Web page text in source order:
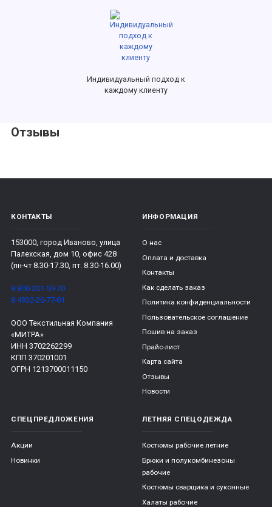
Индивидуальный подход к
каждому клиенту
Отзывы
КОНТАКТЫ
153000, город Иваново, улица
Палехская, дом 10, офис 428
(пн-чт 8.30-17.30, пт. 8.30-16.00)
8 800-201-59-70
8 4932-26-77-81
ООО Текстильная Компания
«МИТРА»
ИНН 3702262299
КПП 370201001
ОГРН 1213700011150
ИНФОРМАЦИЯ
О нас
Оплата и доставка
Контакты
Как сделать заказ
Политика конфиденциальности
Пользовательское соглашение
Пошив на заказ
Прайс-лист
Карта сайта
Отзывы
Новости
СПЕЦПРЕДЛОЖЕНИЯ
Акции
Новинки
ЛЕТНЯЯ СПЕЦОДЕЖДА
Костюмы рабочие летние
Брюки и полукомбинезоны
рабочие
Костюмы сварщика и суконные
Халаты рабочие